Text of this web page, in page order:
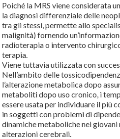
Poiché la MRS viene considerata
la diagnosi differenziale delle
tra gli stessi, permette allo
malignità) fornendo
radioterapia o intervento
terapia.
Viene tuttavia utilizzata con
Nell’ambito delle
l’alterazione metabolica dopo
metaboliti dopo uso cronico, i
essere usata per individuare il
in soggetti con problemi di
dinamiche metaboliche nei
alterazioni cerebrali.